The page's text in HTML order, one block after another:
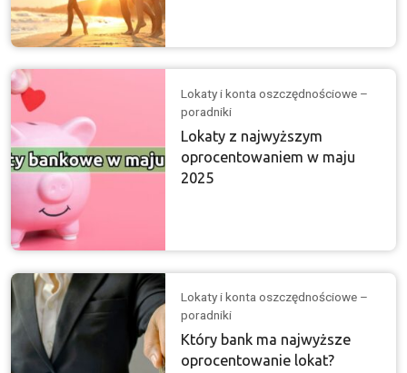
Lokaty i konta oszczędnościowe –
poradniki
Lokaty z najwyższym
oprocentowaniem w maju
2025
Lokaty i konta oszczędnościowe –
poradniki
Który bank ma najwyższe
oprocentowanie lokat?